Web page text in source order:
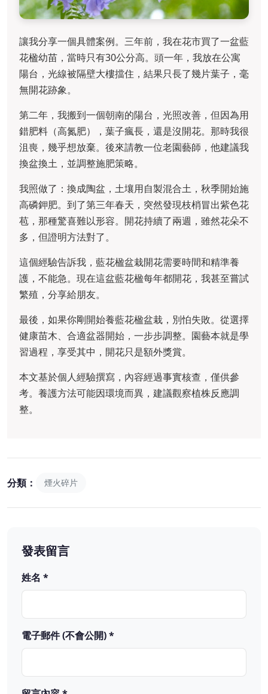
讓我分享一個具體案例。三年前，我在花市買了一盆藍
花楹幼苗，當時只有30公分高。頭一年，我放在公寓
陽台，光線被隔壁大樓擋住，結果只長了幾片葉子，毫
無開花跡象。
第二年，我搬到一個朝南的陽台，光照改善，但因為用
錯肥料（高氮肥），葉子瘋長，還是沒開花。那時我很
沮喪，幾乎想放棄。後來請教一位老園藝師，他建議我
換盆換土，並調整施肥策略。
我照做了：換成陶盆，土壤用自製混合土，秋季開始施
高磷鉀肥。到了第三年春天，突然發現枝梢冒出紫色花
苞，那種驚喜難以形容。開花持續了兩週，雖然花朵不
多，但證明方法對了。
這個經驗告訴我，藍花楹盆栽開花需要時間和精準養
護，不能急。現在這盆藍花楹每年都開花，我甚至嘗試
繁殖，分享給朋友。
最後，如果你剛開始養藍花楹盆栽，別怕失敗。從選擇
健康苗木、合適盆器開始，一步步調整。園藝本就是學
習過程，享受其中，開花只是額外獎賞。
本文基於個人經驗撰寫，內容經過事實核查，僅供參
考。養護方法可能因環境而異，建議觀察植株反應調
整。
分類： 煙火碎片
發表留言
姓名 *
電子郵件 (不會公開) *